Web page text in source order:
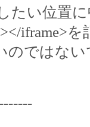
たい位置に
iframe>を
のではな